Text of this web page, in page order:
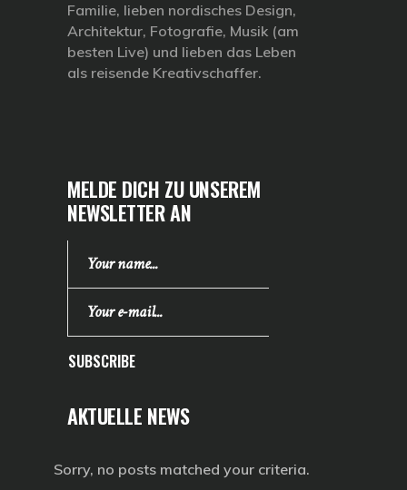
Familie, lieben nordisches Design,
Architektur, Fotografie, Musik (am
besten Live) und lieben das Leben
als reisende Kreativschaffer.
MELDE DICH ZU UNSEREM
NEWSLETTER AN
SUBSCRIBE
AKTUELLE NEWS
Sorry, no posts matched your criteria.